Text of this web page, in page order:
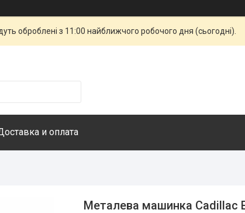
оброблені з 11:00 найближчого робочого дня (сьогодні).
и оплата
Металева машинка Cadillac